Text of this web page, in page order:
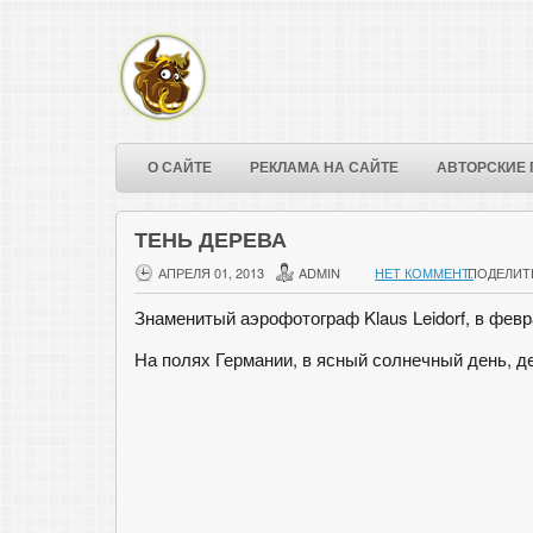
О САЙТЕ РЕКЛАМА НА САЙТЕ АВТОРСКИЕ
ТЕНЬ ДЕРЕВА
АПРЕЛЯ 01, 2013 ADMIN НЕТ КОММЕНТ.
Знаменитый аэрофотограф Klaus Leidorf, в
На полях Германии, в ясный солнечный день,